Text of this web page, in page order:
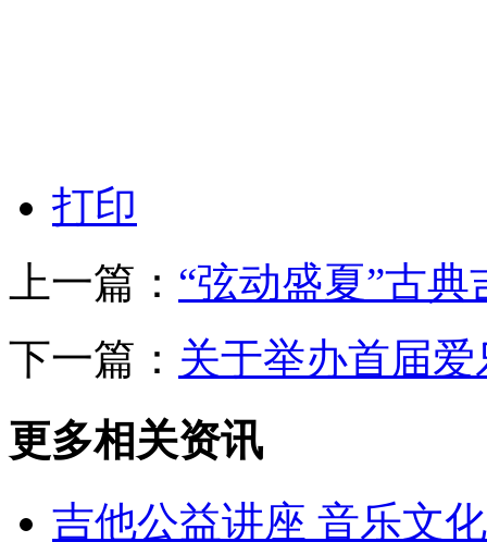
打印
上一篇： “弦动盛夏”古
下一篇： 关于举办首届
更多相关资讯
吉他公益讲座 音乐文